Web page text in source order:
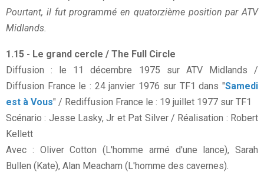
Pourtant, il fut programmé en quatorzième position par ATV
Midlands.
1.15 - Le grand cercle / The Full Circle
Diffusion : le 11 décembre 1975 sur ATV Midlands /
Diffusion France le : 24 janvier 1976 sur TF1 dans "Samedi
est à Vous" / Rediffusion France le : 19 juillet 1977 sur TF1
Scénario : Jesse Lasky, Jr et Pat Silver / Réalisation : Robert
Kellett
Avec : Oliver Cotton (L'homme armé d'une lance), Sarah
Bullen (Kate), Alan Meacham (L'homme des cavernes).